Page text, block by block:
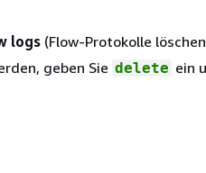
logs (Flow-Protokolle
geben Sie delete ein